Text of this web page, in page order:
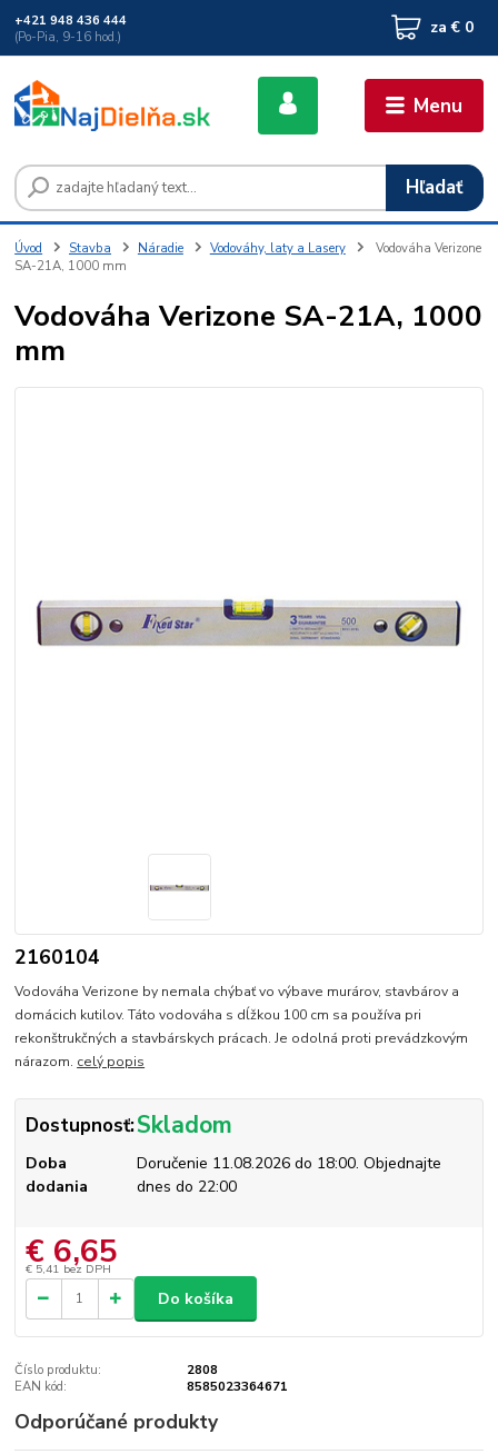
Menu
Hľadať
+421 948 436 444
(Po-Pia, 9-16 hod.)
za € 0
Úvod Stavba Náradie Vodováhy, laty a Lasery
Vodováha Verizone
SA-21A, 1000 mm
Vodováha Verizone SA-21A, 1000
mm
2160104
Vodováha Verizone by nemala chýbať vo výbave murárov, stavbárov a
domácich kutilov. Táto vodováha s dĺžkou 100 cm sa používa pri
rekonštrukčných a stavbárskych prácach. Je odolná proti prevádzkovým
nárazom. celý popis
Dostupnosť:Skladom
Doba
dodania
Doručenie 11.08.2026 do 18:00. Objednajte
dnes do 22:00
€ 6,65
€ 5,41 bez DPH
Do košíka
Číslo produktu:
2808
EAN kód:
8585023364671
Odporúčané produkty